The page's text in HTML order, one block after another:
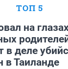
ТОП 5
на
в деле
в Таиланде